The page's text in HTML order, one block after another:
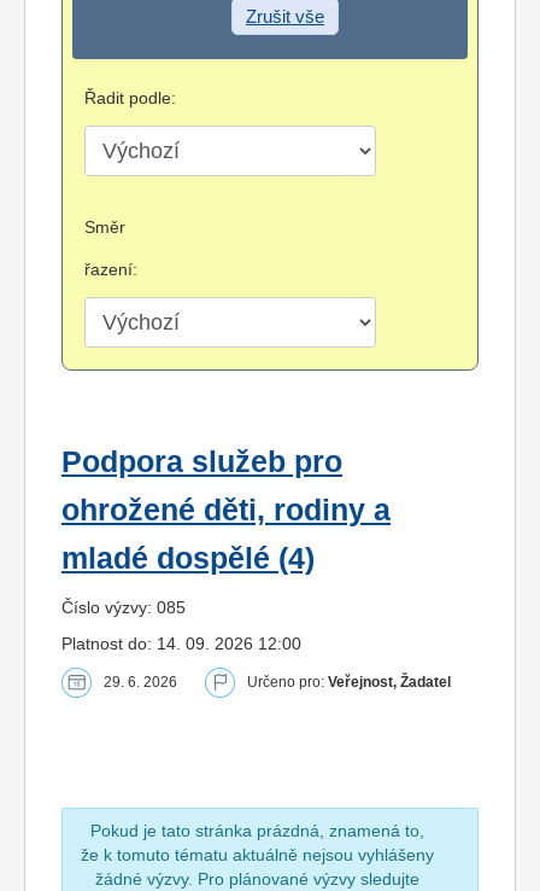
Zrušit vše
Řadit podle:
Směr
řazení:
Podpora služeb pro
ohrožené děti, rodiny a
mladé dospělé (4)
Číslo výzvy: 085
Platnost do: 14. 09. 2026 12:00
29. 6. 2026 Určeno pro: Veřejnost, Žadatel
Pokud je tato stránka prázdná, znamená to,
že k tomuto tématu aktuálně nejsou vyhlášeny
žádné výzvy. Pro plánované výzvy sledujte